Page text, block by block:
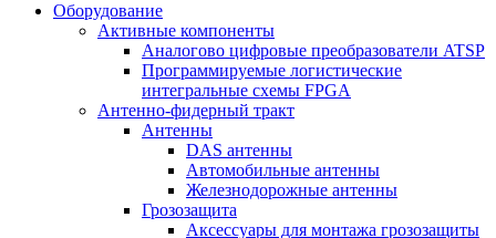
Оборудование
Активные компоненты
Аналогово цифровые преобразователи ATSP
Программируемые логистические
интегральные схемы FPGA
Антенно-фидерный тракт
Антенны
DAS антенны
Автомобильные антенны
Железнодорожные антенны
Грозозащита
Аксессуары для монтажа грозозащиты